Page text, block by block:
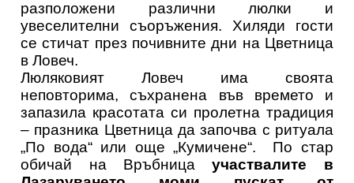
разположени различни люлки и
увеселителни съоръжения. Хиляди гости
се стичат през почивните дни на Цветница
в Ловеч.
Люляковият Ловеч има своята
неповторима, съхранена във времето и
запазила красотата си пролетна традиция
– празника Цветница да започва с ритуала
„По вода“ или още „Кумичене“. По стар
обичай на Връбницаучаствалите в